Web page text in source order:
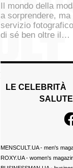
Il mondo della
a sorprendere,
servizio
di sé ben oltre il…
LE CELEBRITÀ
SALUTE
MENSCULT.UA- men's
ROXY.UA- women's